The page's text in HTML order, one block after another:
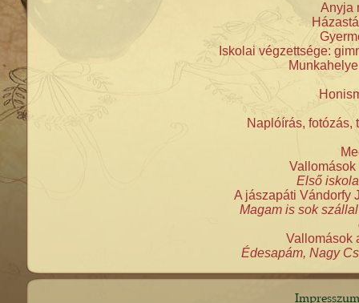
Anyja
Iskolai végzettsége:
Naplóírás, fotózás,
Első
A jászapáti Vándorfy
Magam is sok
Vallomások
Édesapám, Nagy
Impresszum